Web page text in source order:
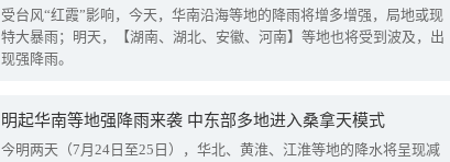
受台风“红霞”影响，今天，华南沿海等地的降雨将增多增强，局地或现
特大暴雨；明天，【湖南、湖北、安徽、河南】等地也将受到波及，出
现强降雨。
明起华南等地强降雨来袭 中东部多地进入桑拿天模式
今明两天（7月24日至25日），华北、黄淮、江淮等地的降水将呈现减